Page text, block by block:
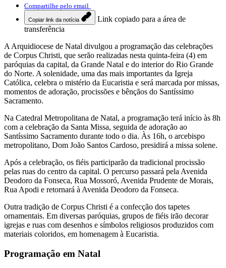
Compartilhe pelo email
Copiar link da notícia
Link copiado para a área de
transferência
A Arquidiocese de Natal divulgou a programação das celebrações
de Corpus Christi, que serão realizadas nesta quinta-feira (4) em
paróquias da capital, da Grande Natal e do interior do Rio Grande
do Norte. A solenidade, uma das mais importantes da Igreja
Católica, celebra o mistério da Eucaristia e será marcada por missas,
momentos de adoração, procissões e bênçãos do Santíssimo
Sacramento.
Na Catedral Metropolitana de Natal, a programação terá início às 8h
com a celebração da Santa Missa, seguida de adoração ao
Santíssimo Sacramento durante todo o dia. Às 16h, o arcebispo
metropolitano, Dom João Santos Cardoso, presidirá a missa solene.
Após a celebração, os fiéis participarão da tradicional procissão
pelas ruas do centro da capital. O percurso passará pela Avenida
Deodoro da Fonseca, Rua Mossoró, Avenida Prudente de Morais,
Rua Apodi e retornará à Avenida Deodoro da Fonseca.
Outra tradição de Corpus Christi é a confecção dos tapetes
ornamentais. Em diversas paróquias, grupos de fiéis irão decorar
igrejas e ruas com desenhos e símbolos religiosos produzidos com
materiais coloridos, em homenagem à Eucaristia.
Programação em Natal